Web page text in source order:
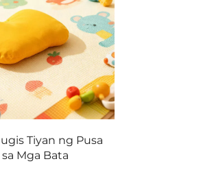
Tiyan ng Pusa
sa Mga Bata